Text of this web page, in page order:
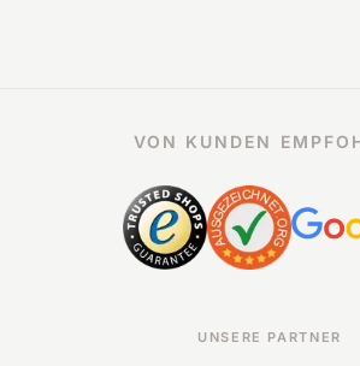
VON KUNDEN
UNSERE PARTNER